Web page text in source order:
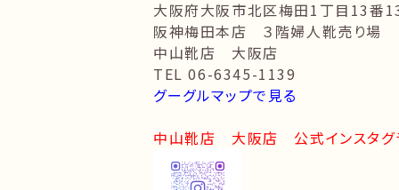
大阪府大阪市北区梅田1丁目13番
阪神梅田本店 ３階婦人靴売り場
中山靴店 大阪店
TEL 06-6345-1139
グーグルマップで見る
中山靴店 大阪店 公式インスタグ